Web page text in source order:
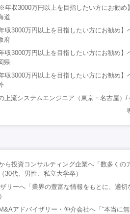
年収3000万円以上を目指したい方にお勧
道
収3000万円以上を目指したい方にお勧め
府
収3000万円以上を目指したい方にお勧め
県
収3000万円以上を目指したい方にお勧め
上流システムエンジニア（東京・名古屋）/
ら投資コンサルティング企業へ「数多くの
30代、男性、私立大学卒）
リーへ「業界の豊富な情報をもとに、適切
アドバイザリー・仲介会社へ「“本当に